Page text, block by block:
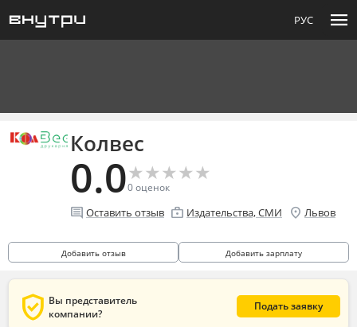
РУС menu
Колвес
0.0★
★★
★★
★★
★★
★
0оценок
comment Оставить отзыв enterprise Издательства, СМИ location_on Львов
Добавить отзыв Добавить зарплату
verified_user Вы представитель
компании?
Подать заявку